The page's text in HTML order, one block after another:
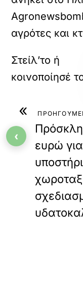
αγρότες και
«
ευρώ
‹